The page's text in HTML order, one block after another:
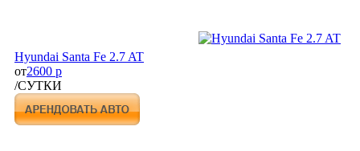
Hyundai Santa Fe 2.7 AT
от2600 р
/СУТКИ